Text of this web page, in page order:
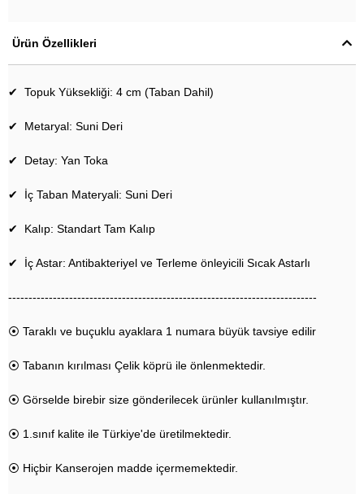
Ürün Özellikleri
✔ Topuk Yüksekliği: 4 cm (Taban Dahil)
✔ Metaryal: Suni Deri
✔ Detay: Yan Toka
✔ İç Taban Materyali: Suni Deri
✔ Kalıp: Standart Tam Kalıp
✔ İç Astar: Antibakteriyel ve Terleme önleyicili Sıcak Astarlı
----------------------------------------------------------------------------
⦿ Taraklı ve buçuklu ayaklara 1 numara büyük tavsiye edilir
⦿ Tabanın kırılması Çelik köprü ile önlenmektedir.
⦿ Görselde birebir size gönderilecek ürünler kullanılmıştır.
⦿ 1.sınıf kalite ile Türkiye'de üretilmektedir.
⦿ Hiçbir Kanserojen madde içermemektedir.